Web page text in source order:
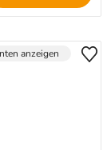
anzeigen